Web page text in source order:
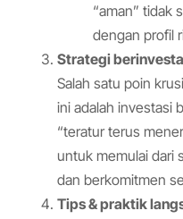
“aman” tidak
dengan profil
Strategi
Salah satu poin
ini adalah investasi
“teratur terus
untuk memulai dari
dan berkomitmen
Tips & praktik